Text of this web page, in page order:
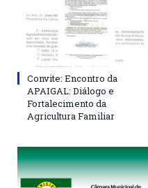
Convite: Encontro da
APAIGAL: Diálogo e
Fortalecimento da
Agricultura Familiar